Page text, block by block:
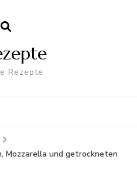
Rezepte
Mozzarella und getrockneten